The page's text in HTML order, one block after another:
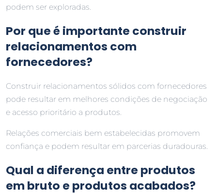
podem ser exploradas.
Por que é importante construir
relacionamentos com
fornecedores?
Construir relacionamentos sólidos com fornecedores
pode resultar em melhores condições de negociação
e acesso prioritário a produtos.
Relações comerciais bem estabelecidas promovem
confiança e podem resultar em parcerias duradouras.
Qual a diferença entre produtos
em bruto e produtos acabados?